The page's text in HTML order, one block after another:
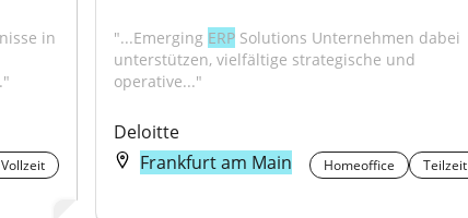
in
Vollzeit
"...Emerging ERP Solutions Unternehmen dabei
unterstützen, vielfältige strategische und
operative..."
Deloitte
Frankfurt am Main
Homeoffice Teilzeit